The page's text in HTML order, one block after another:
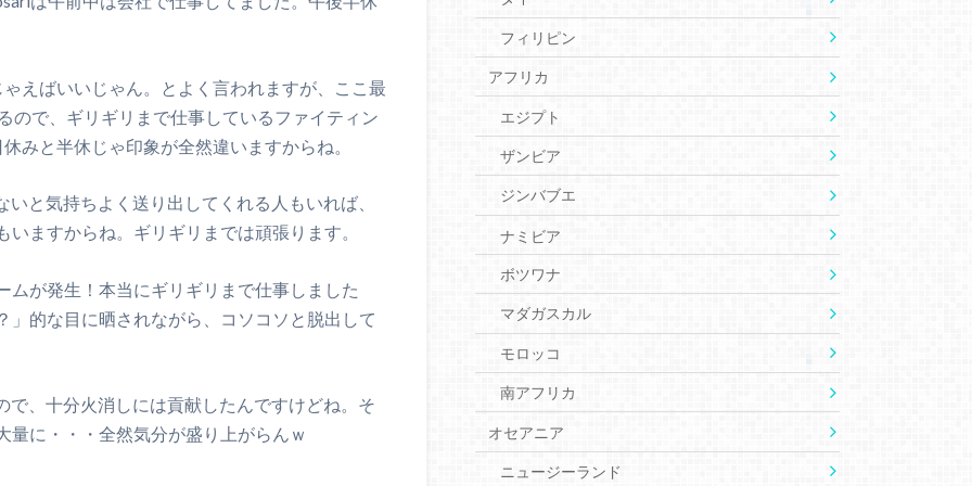
えばいいじゃん。とよく言われますが、ここ最
ので、ギリギリまで仕事しているファイティン
みと半休じゃ印象が全然違いますからね。
と気持ちよく送り出してくれる人もいれば、
ますからね。ギリギリまでは頑張ります。
が発生！本当にギリギリまで仕事しました
的な目に晒されながら、コソコソと脱出して
、十分火消しには貢献したんですけどね。そ
に・・・全然気分が盛り上がらんｗ
フィリピン
アフリカ
エジプト
ザンビア
ジンバブエ
ナミビア
ボツワナ
マダガスカル
モロッコ
南アフリカ
オセアニア
ニュージーランド